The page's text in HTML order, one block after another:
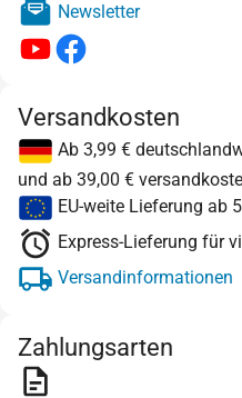
Newsletter
Versandkosten
Ab 3,99 €
und ab 39,00 €
EU-weite Lieferung ab
Express-Lieferung für
Versandinformationen
Zahlungsarten